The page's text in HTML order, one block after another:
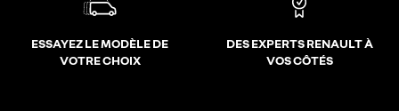
ESSAYEZ LE MODÈLE DE
VOTRE CHOIX
DES EXPERTS RENAULT À
VOS CÔTÉS